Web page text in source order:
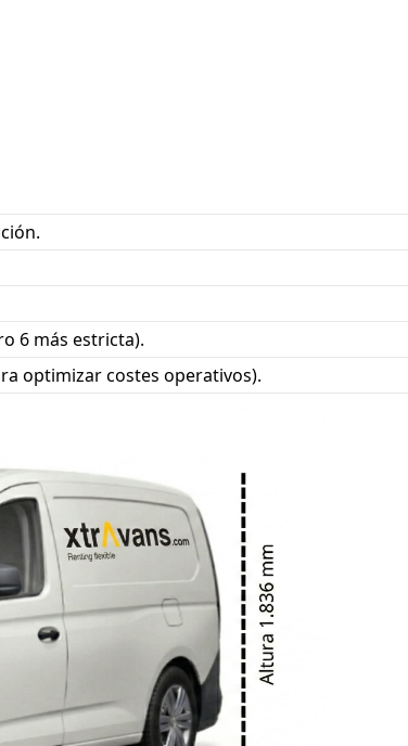
6 más estricta).
optimizar costes operativos).